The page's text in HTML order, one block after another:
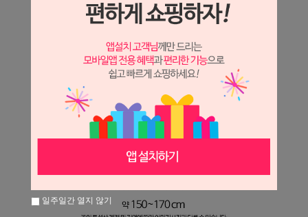
일주일간 열지 않기